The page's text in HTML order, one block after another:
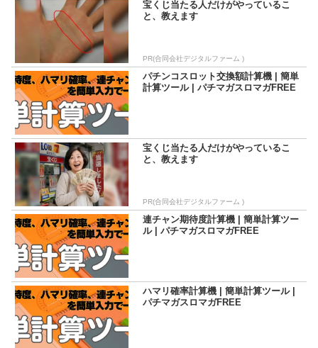
宝くじ当たる人だけがやっているこ
と、教えます
PR(合同会社デジタルファーム )
パチンコスロット交換額計算機 | 簡単
計算ツール | パチマガスロマガFREE
宝くじ当たる人だけがやっているこ
と、教えます
PR(合同会社デジタルファーム )
連チャン期待度計算機 | 簡単計算ツー
ル | パチマガスロマガFREE
ハマリ確率計算機 | 簡単計算ツール |
パチマガスロマガFREE